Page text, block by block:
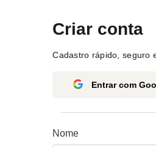
Criar conta
Cadastro rápido, seguro
Entrar com
Nome